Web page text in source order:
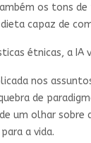
os tons
capaz de
étnicas, a IA
nos
de
um olhar
a vida.